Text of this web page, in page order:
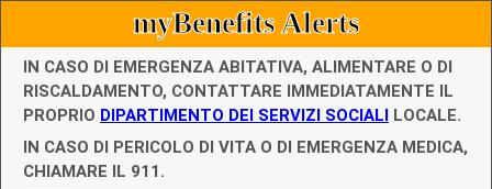
myBenefits Alerts
IN CASO DI EMERGENZA ABITATIVA, ALIMENTARE O DI
RISCALDAMENTO, CONTATTARE IMMEDIATAMENTE IL
PROPRIO DIPARTIMENTO DEI SERVIZI SOCIALI LOCALE.
IN CASO DI PERICOLO DI VITA O DI EMERGENZA MEDICA,
CHIAMARE IL 911.